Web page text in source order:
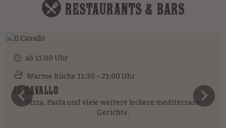
RESTAURANTS & BARS
ab 11:00 Uhr
Warme Küche 11:30 – 21:00 Uhr
IL CAVALLO
Pizza, Pasta und viele weitere leckere mediterrane
Gerichte.
vorheriges Element